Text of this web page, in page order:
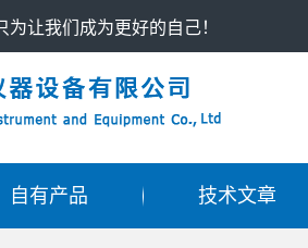
让我们成为更好的自己！
自有产品 技术文章